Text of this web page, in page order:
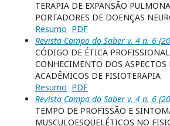
TERAPIA DE EXPANSÃO
PORTADORES DE DOENÇAS
Resumo PDF
Revista Campo do Saber v. 4 n. 6
CÓDIGO DE ÉTICA
CONHECIMENTO DOS ASPECTOS
ACADÊMICOS DE FISIOTERAPIA
Resumo PDF
Revista Campo do Saber v. 4 n. 6
TEMPO DE PROFISSÃO E
MUSCULOESQUELÉTICOS NO